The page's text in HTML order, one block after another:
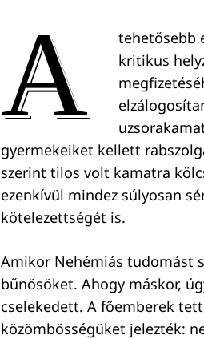
A
tehetősebb
kritikus
gyermekeiket kellett
szerint tilos volt kamatra
ezenkívül mindez súlyosan
kötelezettségét is.
Amikor Nehémiás tudomást
bűnösöket. Ahogy máskor,
cselekedett. A főemberek
közömbösségüket jelezték: